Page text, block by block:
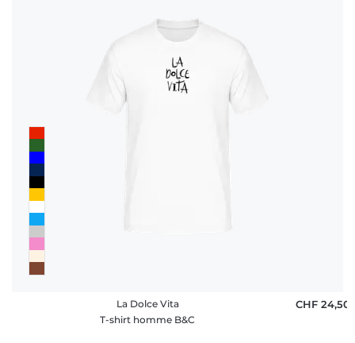
La Dolce Vita
T-shirt homme B&C
CHF 24,50